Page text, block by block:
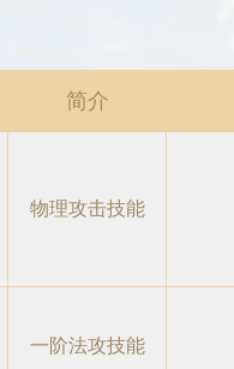
简介
物理攻击技能
一阶法攻技能